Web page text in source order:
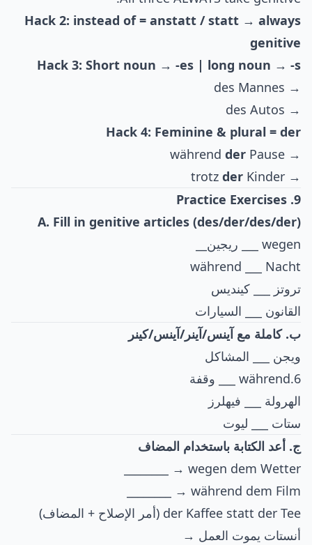
Hack 2: instead of = anstatt / statt → always
genitive
Hack 3: Short noun → -es | long noun → -s
→ des Mannes
→ des Autos
Hack 4: Feminine & plural = der
→ während
der Pause
→ trotz
der Kinder
9. Practice Exercises
A. Fill in genitive articles (des/der/des/der)
wegen ___ ريجين__
während ___ Nacht
تروتز ___ كينديس
القانون ___ السيارات
ب. كاملة مع آينس/آينر/آينس/كينر
ويجن ___ المشاكل
6.während ___ وقفة
الهرولة ___ فيهلرز
ستات ___ ليوت
ج. أعد الكتابة باستخدام المضاف
wegen dem Wetter → ________
während dem Film → ________
der Kaffee statt der Tee (أمر الإصلاح + المضاف)
أنستات يموت العمل →